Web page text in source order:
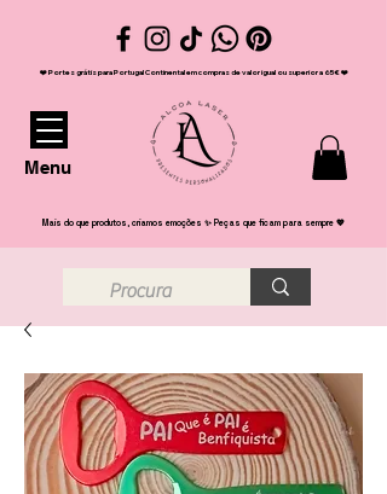
❤️ Portes grátis para Portugal Continental em compras de valor igual ou superior a 65€ ❤️
Menu
Mais do que produtos, criamos emoções ✨ Peças que ficam para sempre 💖